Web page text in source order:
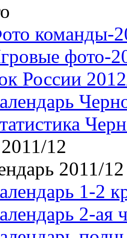
команды-
фото-
России
12
2011/12
1-2
2-ая